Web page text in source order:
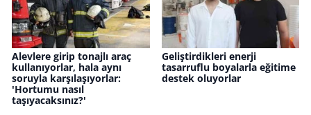
Alevlere girip tonajlı araç
kullanıyorlar, hala aynı
soruyla karşılaşıyorlar:
'Hortumu nasıl
taşıyacaksınız?'
Geliştirdikleri enerji
tasarruflu boyalarla eğitime
destek oluyorlar